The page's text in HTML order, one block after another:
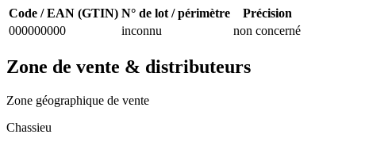
Code / EAN (GTIN) N° de lot / périmètre
Précision
000000000
inconnu non concerné
Zone de vente & distributeurs
Zone géographique de vente
Chassieu